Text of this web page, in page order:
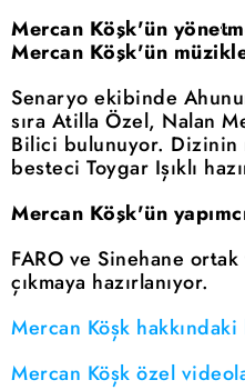
Mercan Köşk'ün
Mercan Köşk'ün
Senaryo ekibinde
sıra Atilla Özel, Nalan
Bilici bulunuyor. Dizinin
besteci Toygar Işıklı
Mercan Köşk'ün
FARO ve Sinehane ortak
çıkmaya hazırlanıyor.
Mercan Köşk
Mercan Köşk özel